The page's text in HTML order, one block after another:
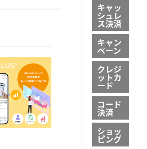
キャッ
シュレ
ス決済
キャン
ペーン
クレジ
ットカ
ード
コード
決済
ショッ
ピング